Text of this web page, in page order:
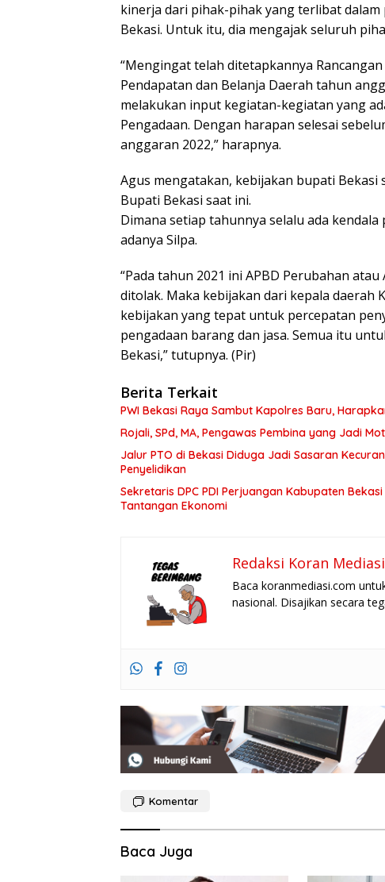
kinerja dari pihak-pihak yang terlibat
Bekasi. Untuk itu, dia mengajak seluruh
“Mengingat telah ditetapkannya
Pendapatan dan Belanja Daerah tahun
melakukan input kegiatan-kegiatan yang
Pengadaan. Dengan harapan selesai
anggaran 2022,” harapnya.
Agus mengatakan, kebijakan bupati
Bupati Bekasi saat ini.
Dimana setiap tahunnya selalu ada
adanya Silpa.
“Pada tahun 2021 ini APBD Perubahan
ditolak. Maka kebijakan dari kepala daerah
kebijakan yang tepat untuk percepatan
pengadaan barang dan jasa. Semua itu
Bekasi,” tutupnya. (Pir)
Berita Terkait
PWI Bekasi Raya Sambut Kapolres Baru,
Rojali, SPd, MA, Pengawas Pembina yang Jadi
Jalur PTO di Bekasi Diduga Jadi Sasaran
Penyelidikan
Sekretaris DPC PDI Perjuangan Kabupaten Bekasi Tegaskan Semangat Kerakyatan di Tengah
Tantangan Ekonomi
Redaksi Koran Mediasi
Baca koranmediasi.com
nasional. Disajikan secara
Komentar
Baca Juga